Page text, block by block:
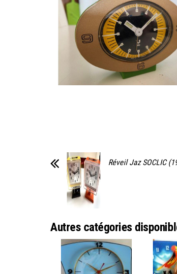
Réveil Jaz SOCLIC
Autres catégories